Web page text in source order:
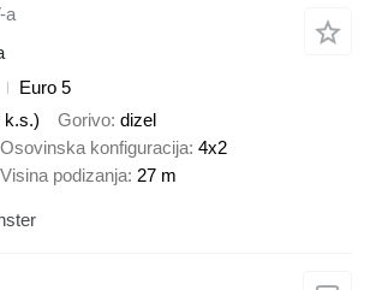
a
Euro 5
k.s.) Gorivo dizel
Osovinska konfiguracija 4x2
Visina podizanja 27 m